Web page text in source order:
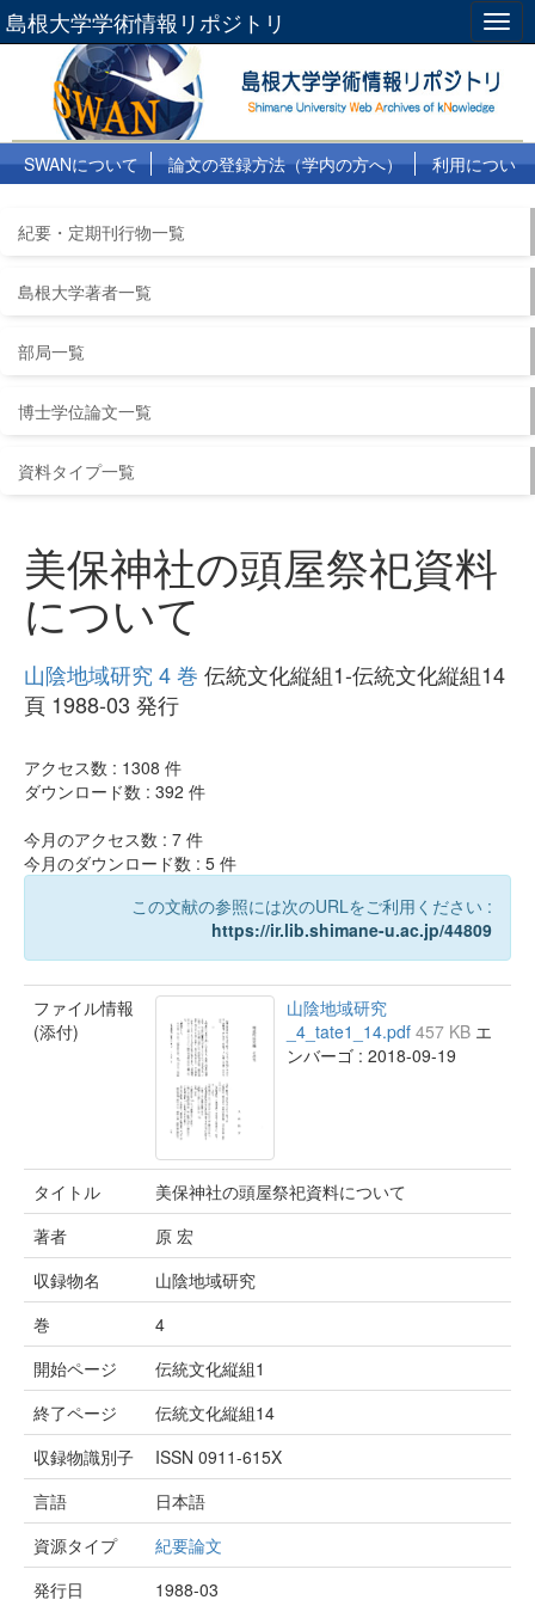
島根大学学術情報リポジトリ
SWANについて 論文の登録方法（学内の方へ）
利用につい
紀要・定期刊行物一覧
島根大学著者一覧
部局一覧
博士学位論文一覧
資料タイプ一覧
美保神社の頭屋祭祀資料
について
山陰地域研究 4 巻 伝統文化縦組1-伝統文化縦組14
頁 1988-03 発行
アクセス数 : 1308 件
ダウンロード数 : 392 件
今月のアクセス数 : 7 件
今月のダウンロード数 : 5 件
この文献の参照には次のURLをご利用ください :
https://ir.lib.shimane-u.ac.jp/44809
ファイル情報
(添付)
山陰地域研究
_4_tate1_14.pdf 457 KB エ
ンバーゴ : 2018-09-19
タイトル
美保神社の頭屋祭祀資料について
著者
原 宏
収録物名
山陰地域研究
巻
4
開始ページ
伝統文化縦組1
終了ページ
伝統文化縦組14
収録物識別子
ISSN 0911-615X
言語
日本語
資源タイプ
紀要論文
発行日
1988-03